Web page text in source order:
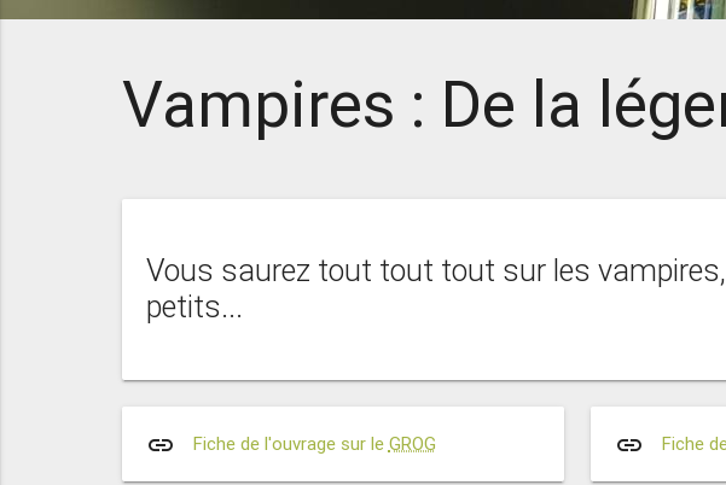
Vampires : De la
Vous saurez tout tout tout sur les
petits...
link Fiche de l'ouvrage sur le GROG link Fiche